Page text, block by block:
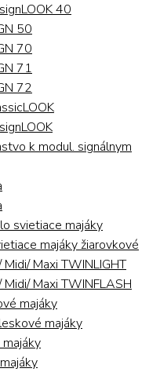
40
50
70
71
72
k modul. signálnym
svietiace majáky
majáky žiarovkové
Midi/ Maxi TWINLIGHT
Midi/ Maxi TWINFLASH
majáky
majáky